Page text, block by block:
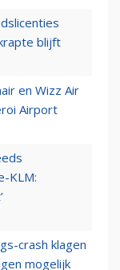
blijft
en Wizz Air
Airport
KLM:
crash klagen
mogelijk